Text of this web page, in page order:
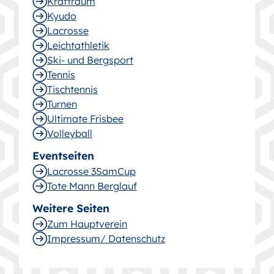
Kyudo
Lacrosse
Leichtathletik
Ski- und Bergsport
Tennis
Tischtennis
Turnen
Ultimate Frisbee
Volleyball
Eventseiten
Lacrosse 3SamCup
Tote Mann Berglauf
Weitere Seiten
Zum Hauptverein
Impressum/ Datenschutz